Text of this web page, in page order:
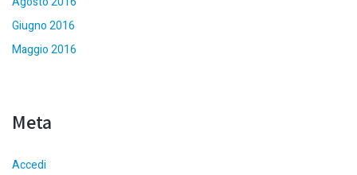
Giugno 2016
Maggio 2016
Meta
Accedi